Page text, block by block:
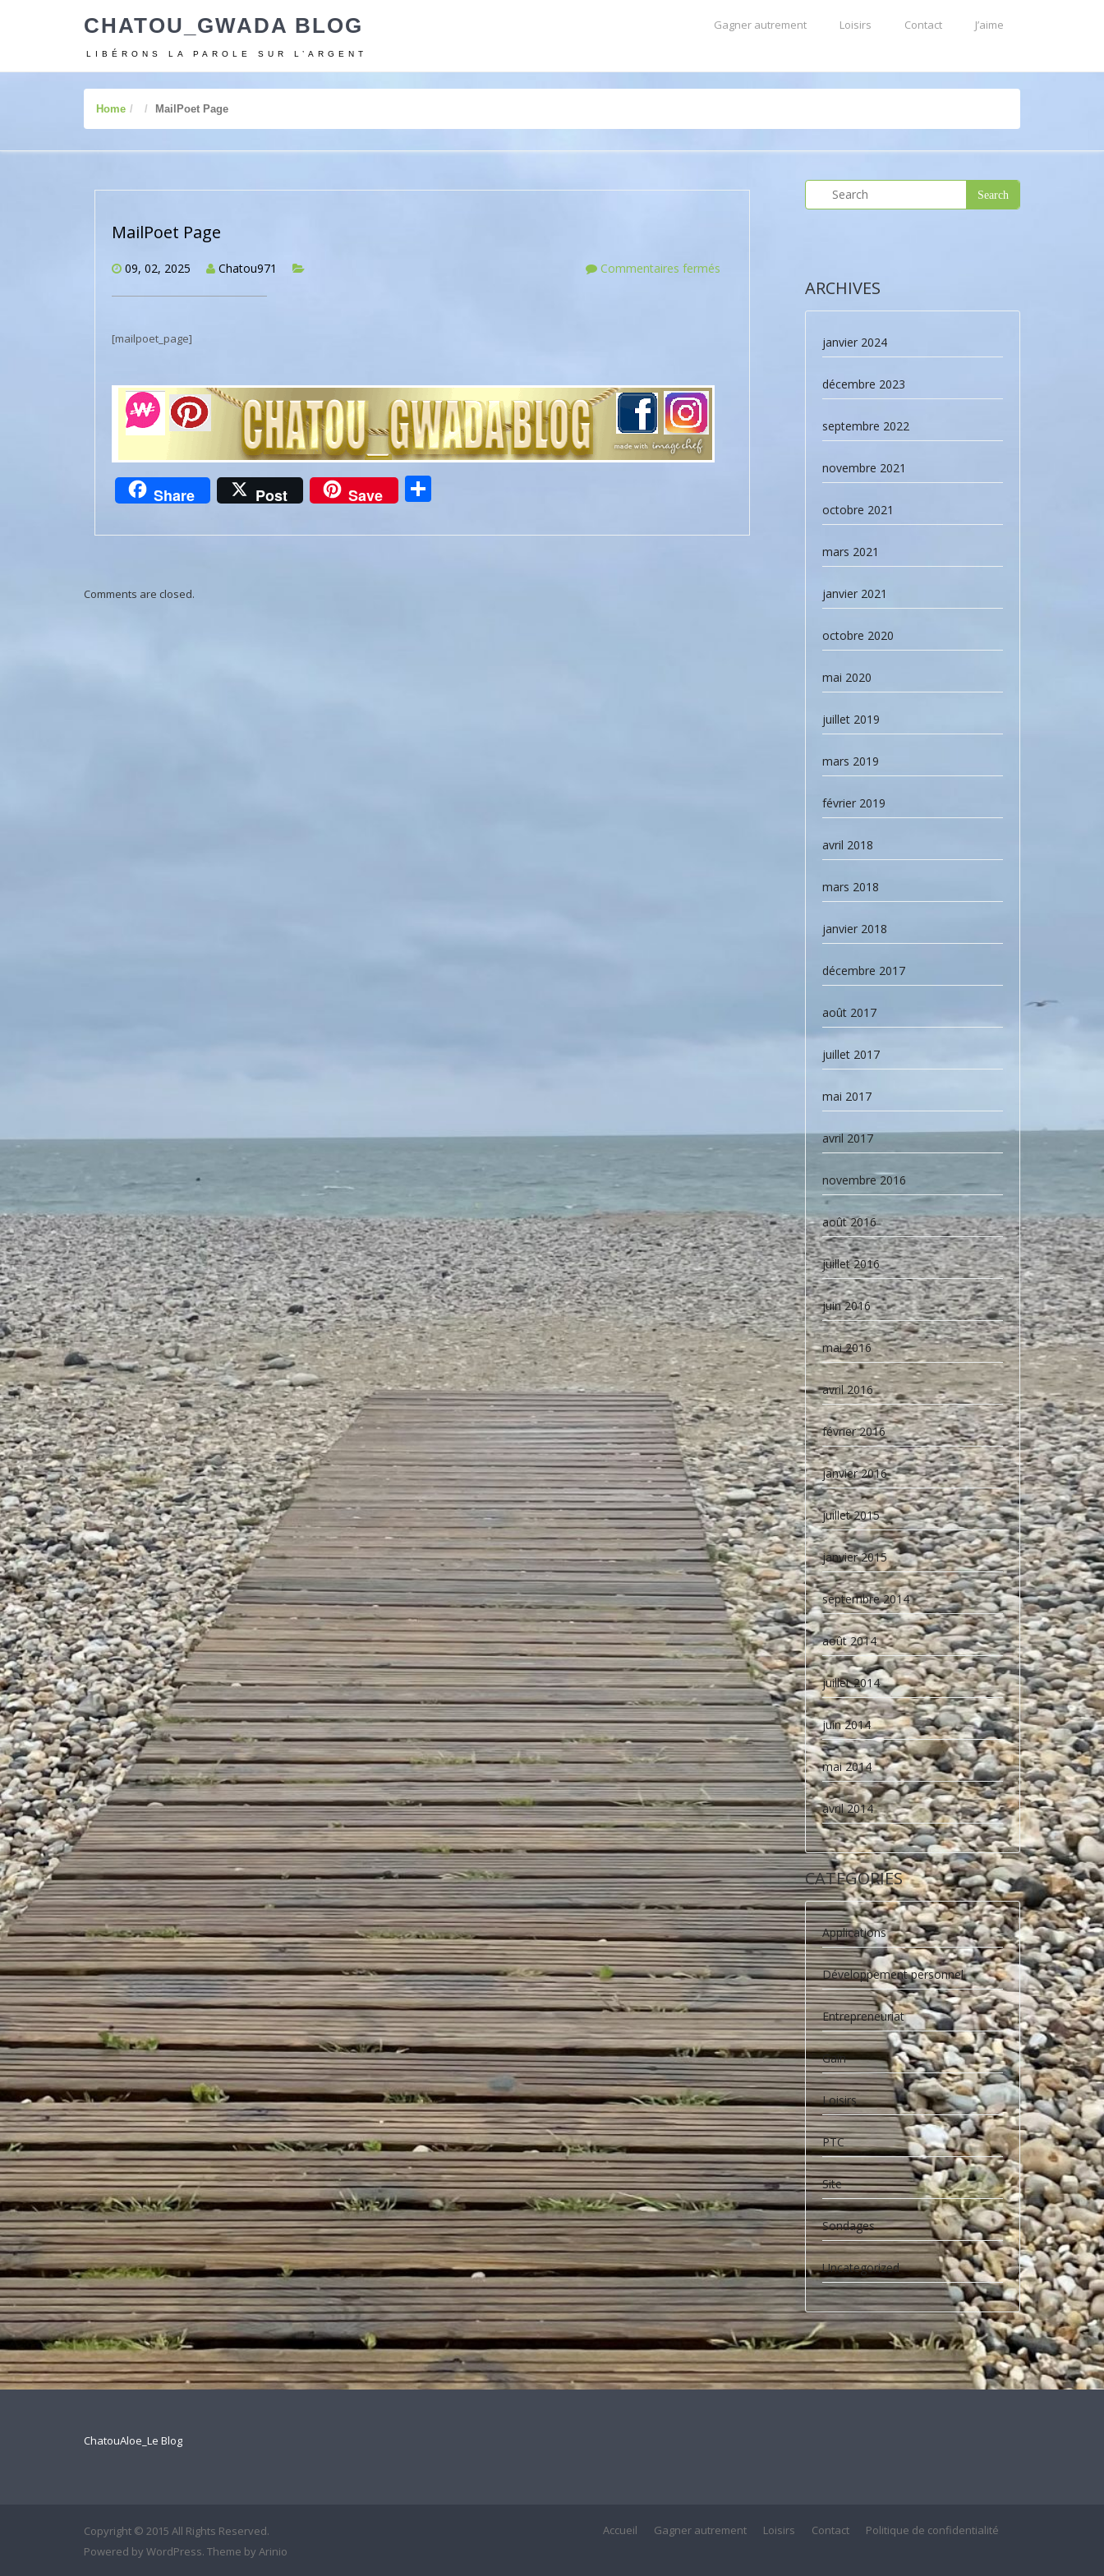
CHATOU_GWADA BLOG
LIBÉRONS LA PAROLE SUR L’ARGENT
Gagner autrement Loisirs Contact J’aime
Home MailPoet Page
MailPoet Page
09, 02, 2025 Chatou971 Commentaires fermés
[mailpoet_page]
Share Post Save
Comments are closed.
ARCHIVES
janvier 2024
décembre 2023
septembre 2022
novembre 2021
octobre 2021
mars 2021
janvier 2021
octobre 2020
mai 2020
juillet 2019
mars 2019
février 2019
avril 2018
mars 2018
janvier 2018
décembre 2017
août 2017
juillet 2017
mai 2017
avril 2017
novembre 2016
août 2016
juillet 2016
juin 2016
mai 2016
avril 2016
février 2016
janvier 2016
juillet 2015
janvier 2015
septembre 2014
août 2014
juillet 2014
juin 2014
mai 2014
avril 2014
CATEGORIES
Applications
Développement personnel
Entrepreneuriat
Gain
Loisirs
PTC
Site
Sondages
Uncategorized
ChatouAloe_Le Blog
Copyright © 2015 All Rights Reserved.
Powered by WordPress. Theme by Arinio
Accueil Gagner autrement Loisirs Contact Politique de confidentialité